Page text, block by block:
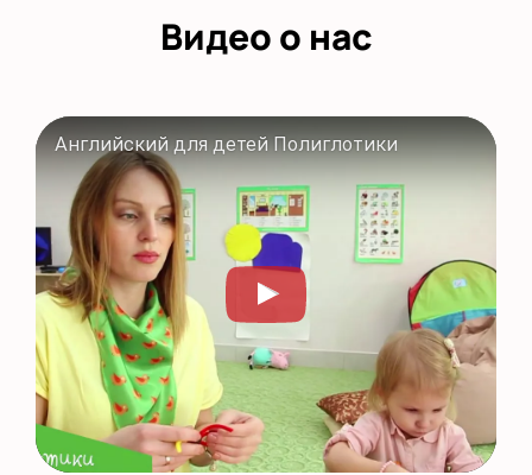
Видео о нас
Английский для детей Полиглотики